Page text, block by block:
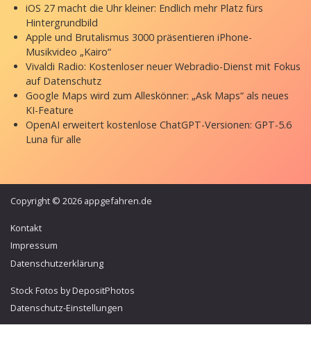
iOS 27 macht die Uhr kleiner: Endlich mehr Platz fürs
Hintergrundbild
Apple und Brutalismus 3000 präsentieren iPhone-
Musikvideo „Kairo“
Vivaldi Radio: Kostenloser neuer Webradio-Dienst mit Fokus
auf Datenschutz
Google Maps wird zum Alleskönner: „Ask Maps“ als neues
KI-Feature
OpenAI erweitert kostenlose ChatGPT-Versionen: GPT-5.6
Luna für alle
Copyright © 2026 appgefahren.de
Kontakt
Impressum
Datenschutzerklärung
Stock Fotos by DepositPhotos
Datenschutz-Einstellungen